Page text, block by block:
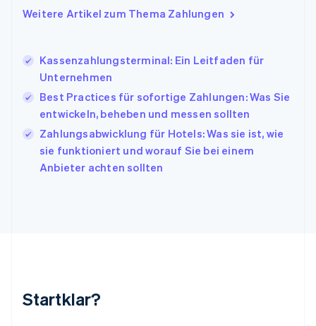
Weitere Artikel zum Thema Zahlungen
Kassenzahlungsterminal: Ein Leitfaden für
Unternehmen
Best Practices für sofortige Zahlungen: Was Sie
entwickeln, beheben und messen sollten
Zahlungsabwicklung für Hotels: Was sie ist, wie
sie funktioniert und worauf Sie bei einem
Anbieter achten sollten
Startklar?
Italien
日本語 English
English Français
Kroatien
EnglishItaliano
English
Liechtenstein
DeutschEnglish
Mexiko